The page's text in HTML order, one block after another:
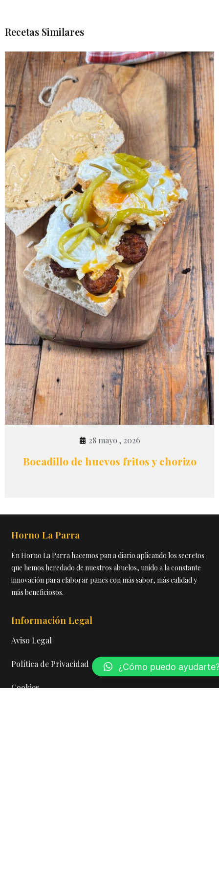
Recetas Similares
28 mayo , 2026
Bocadillo de huevos fritos y chorizo
Horno La Parra
En Horno La Parra hacemos pan a diario aplicando los secretos
que hemos heredado de nuestros abuelos, unido a la constante
innovación para elaborar panes con más sabor, más calidad y
más beneficiosos.
Información Legal
Aviso Legal
Política de Privacidad
Cookies
¿Cómo puedo